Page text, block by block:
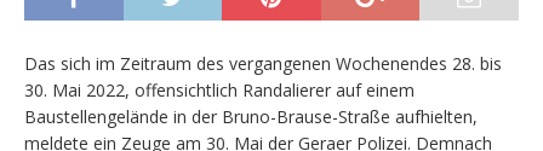
Das sich im Zeitraum des vergangenen Wochenendes 28. bis
30. Mai 2022, offensichtlich Randalierer auf einem
Baustellengelände in der Bruno-Brause-Straße aufhielten,
meldete ein Zeuge am 30. Mai der Geraer Polizei. Demnach